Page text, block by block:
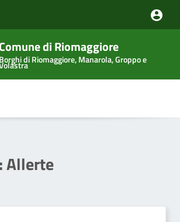
la navigazione
Comune di Riomaggiore
di Riomaggiore, Manarola, Groppo e
Allerte